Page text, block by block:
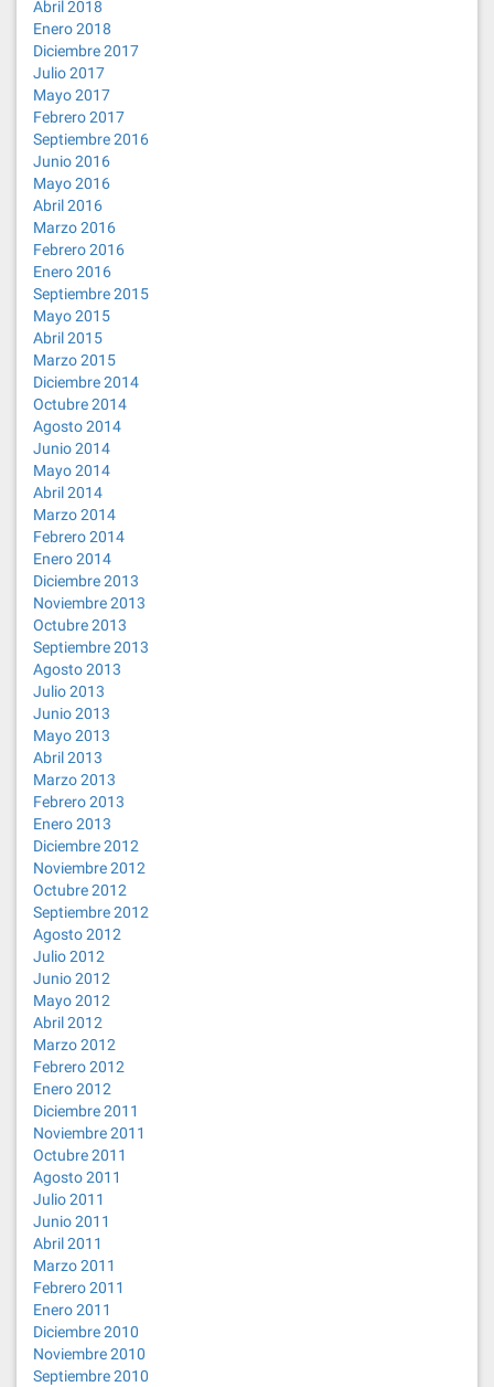
Abril 2018
Enero 2018
Diciembre 2017
Julio 2017
Mayo 2017
Febrero 2017
Septiembre 2016
Junio 2016
Mayo 2016
Abril 2016
Marzo 2016
Febrero 2016
Enero 2016
Septiembre 2015
Mayo 2015
Abril 2015
Marzo 2015
Diciembre 2014
Octubre 2014
Agosto 2014
Junio 2014
Mayo 2014
Abril 2014
Marzo 2014
Febrero 2014
Enero 2014
Diciembre 2013
Noviembre 2013
Octubre 2013
Septiembre 2013
Agosto 2013
Julio 2013
Junio 2013
Mayo 2013
Abril 2013
Marzo 2013
Febrero 2013
Enero 2013
Diciembre 2012
Noviembre 2012
Octubre 2012
Septiembre 2012
Agosto 2012
Julio 2012
Junio 2012
Mayo 2012
Abril 2012
Marzo 2012
Febrero 2012
Enero 2012
Diciembre 2011
Noviembre 2011
Octubre 2011
Agosto 2011
Julio 2011
Junio 2011
Abril 2011
Marzo 2011
Febrero 2011
Enero 2011
Diciembre 2010
Noviembre 2010
Septiembre 2010